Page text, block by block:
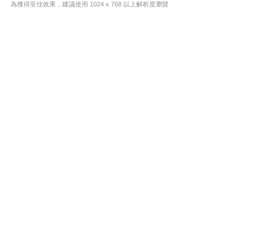
為獲得至佳效果，建議使用 1024 x 768 以上解析度瀏覽